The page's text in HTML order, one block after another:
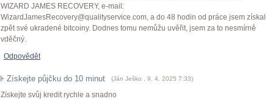
WIZARD JAMES RECOVERY, e-mail:
WizardJamesRecovery@qualityservice.com, a do 48 hodin od práce jsem získal
zpět své ukradené bitcoiny. Dodnes tomu nemůžu uvěřit, jsem za to nesmírně
vděčný.
Odpovědět
Získejte půjčku do 10 minut (Ján Ješko 9. 4. 2025 7:33)
Získejte svůj kredit rychle a snadno